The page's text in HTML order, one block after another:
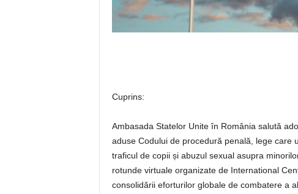
Cuprins:
Ambasada Statelor Unite în România salută
aduse Codului de procedură penală, lege care
traficul de copii și abuzul sexual asupra
rotunde virtuale organizate de International
consolidării eforturilor globale de combatere a